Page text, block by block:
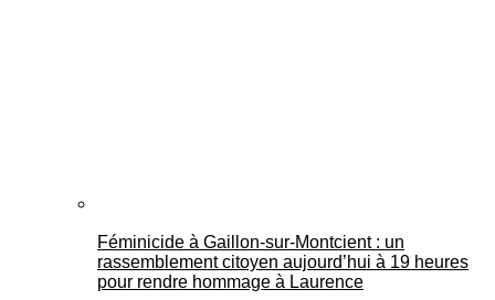
Féminicide à Gaillon‑sur‑Montcient : un
rassemblement citoyen aujourd’hui à 19 heures
pour rendre hommage à Laurence